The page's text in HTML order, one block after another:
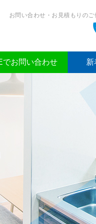
お問い合わせ・お見積もりの
でお問い合わせ 新